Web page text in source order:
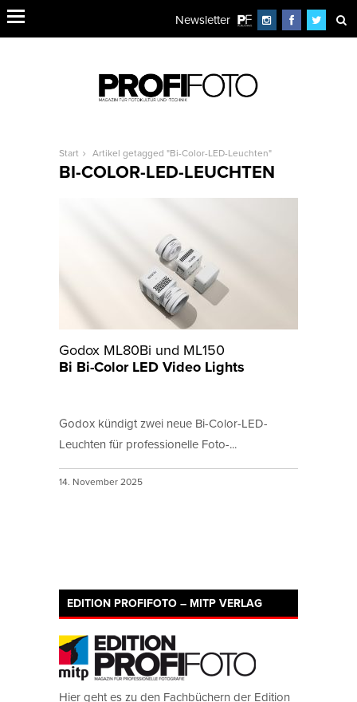
Newsletter
Start Artikel getagged "Bi-Color-LED-Leuchten"
BI-COLOR-LED-LEUCHTEN
Godox ML80Bi und ML150
Bi Bi-Color LED Video Lights
Godox kündigt zwei neue Bi-Color-LED-
Leuchten für professionelle Foto-...
14. November 2025
EDITION PROFIFOTO – MITP VERLAG
Hier geht es zu den Fachbüchern der Edition